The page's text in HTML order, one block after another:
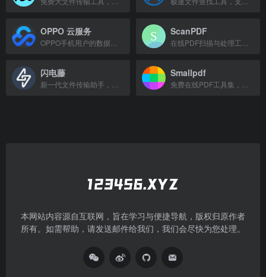
OPPO 云服务 ScanPDF
闪电藤 Smallpdf
本网站内容源自互联网，旨在学习与便捷导航，版权归原作者
所有。如需帮助，请发送邮件给我们，我们会尽快为您处理。